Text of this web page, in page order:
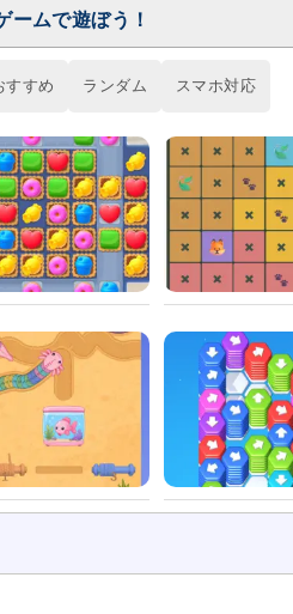
ームで遊ぼう！
すすめ ランダム スマホ対応